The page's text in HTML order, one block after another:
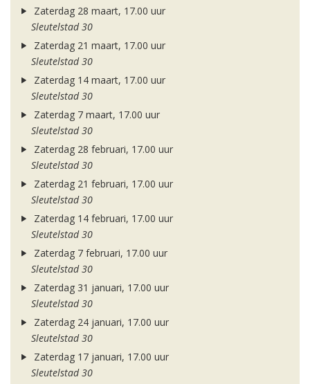
Zaterdag 28 maart, 17.00 uur
Sleutelstad 30
Zaterdag 21 maart, 17.00 uur
Sleutelstad 30
Zaterdag 14 maart, 17.00 uur
Sleutelstad 30
Zaterdag 7 maart, 17.00 uur
Sleutelstad 30
Zaterdag 28 februari, 17.00 uur
Sleutelstad 30
Zaterdag 21 februari, 17.00 uur
Sleutelstad 30
Zaterdag 14 februari, 17.00 uur
Sleutelstad 30
Zaterdag 7 februari, 17.00 uur
Sleutelstad 30
Zaterdag 31 januari, 17.00 uur
Sleutelstad 30
Zaterdag 24 januari, 17.00 uur
Sleutelstad 30
Zaterdag 17 januari, 17.00 uur
Sleutelstad 30